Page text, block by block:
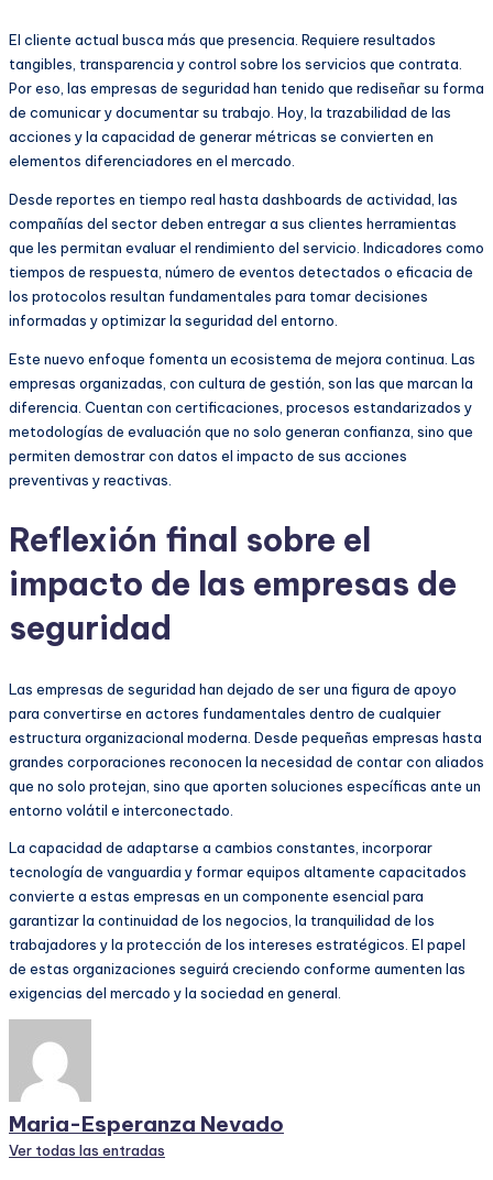
El cliente actual busca más que presencia. Requiere resultados
tangibles, transparencia y control sobre los servicios que contrata.
Por eso, las empresas de seguridad han tenido que rediseñar su forma
de comunicar y documentar su trabajo. Hoy, la trazabilidad de las
acciones y la capacidad de generar métricas se convierten en
elementos diferenciadores en el mercado.
Desde reportes en tiempo real hasta dashboards de actividad, las
compañías del sector deben entregar a sus clientes herramientas
que les permitan evaluar el rendimiento del servicio. Indicadores como
tiempos de respuesta, número de eventos detectados o eficacia de
los protocolos resultan fundamentales para tomar decisiones
informadas y optimizar la seguridad del entorno.
Este nuevo enfoque fomenta un ecosistema de mejora continua. Las
empresas organizadas, con cultura de gestión, son las que marcan la
diferencia. Cuentan con certificaciones, procesos estandarizados y
metodologías de evaluación que no solo generan confianza, sino que
permiten demostrar con datos el impacto de sus acciones
preventivas y reactivas.
Reflexión final sobre el
impacto de las empresas de
seguridad
Las empresas de seguridad han dejado de ser una figura de apoyo
para convertirse en actores fundamentales dentro de cualquier
estructura organizacional moderna. Desde pequeñas empresas hasta
grandes corporaciones reconocen la necesidad de contar con aliados
que no solo protejan, sino que aporten soluciones específicas ante un
entorno volátil e interconectado.
La capacidad de adaptarse a cambios constantes, incorporar
tecnología de vanguardia y formar equipos altamente capacitados
convierte a estas empresas en un componente esencial para
garantizar la continuidad de los negocios, la tranquilidad de los
trabajadores y la protección de los intereses estratégicos. El papel
de estas organizaciones seguirá creciendo conforme aumenten las
exigencias del mercado y la sociedad en general.
Maria-Esperanza Nevado
Ver todas las entradas